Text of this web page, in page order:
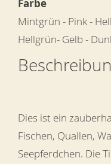
Farbe
Mintgrün - Pink -
Hellgrün- Gelb -
Dies ist ein
Fischen, Quallen,
Seepferdchen. Die